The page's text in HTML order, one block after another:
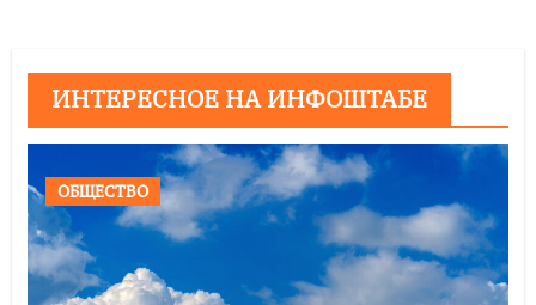
ИНТЕРЕСНОЕ НА ИНФОШТАБЕ
ОБЩЕСТВО